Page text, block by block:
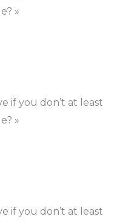
»
if you don’t at least
»
if you don’t at least